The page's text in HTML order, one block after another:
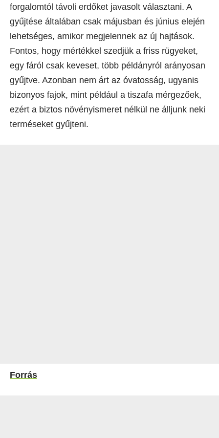
forgalomtól távoli erdőket javasolt választani. A
gyűjtése általában csak májusban és június elején
lehetséges, amikor megjelennek az új hajtások.
Fontos, hogy mértékkel szedjük a friss rügyeket,
egy fáról csak keveset, több példányról arányosan
gyűjtve. Azonban nem árt az óvatosság, ugyanis
bizonyos fajok, mint például a tiszafa mérgezőek,
ezért a biztos növényismeret nélkül ne álljunk neki
terméseket gyűjteni.
Forrás